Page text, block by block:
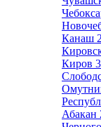
Канаш 2
Киров
Абакан